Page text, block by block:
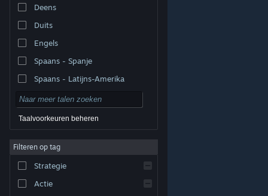
© Valve Corporation. Alle rechten voorbehouden. Alle
handelsmerken zijn eigendom van hun respectieve
Privacybeleid|Juridische informatie
Toegankelijkheid
|
Terugbetalingen
Deens
Duits
Engels
Spaans - Spanje
Spaans - Latijns-Amerika
Taalvoorkeuren beheren
Filteren op tag
Strategie
Actie